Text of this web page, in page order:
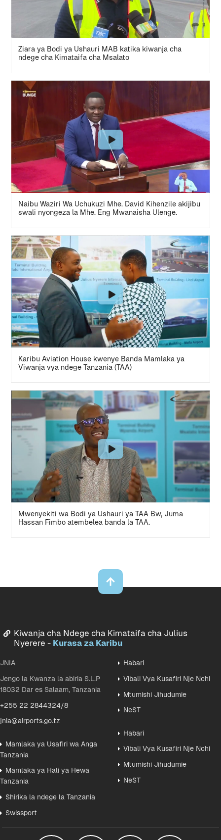
Ziara ya Bodi ya Ushauri MAB katika kiwanja cha
ndege cha Kimataifa cha Msalato
Naibu Waziri Wa Uchukuzi Mhe. David Kihenzile akijibu
swali nyongeza la Mhe. Eng Mwanaisha Ulenge.
Karibu Aviation House kwenye Banda Mamlaka ya
Viwanja vya ndege Tanzania (TAA)
Mwenyekiti wa Bodi ya Ushauri ya TAA Bw, Juma
Hassan Fimbo atembelea banda la TAA.
Kiwanja cha Ndege cha Kimataifa cha Julius
Nyerere - Kurasa za Karibu
JNIA
Jengo la Kwanza la abiria S.L.P
18032 Dar es Salaam, Tanzania
+255 22 2844324/8
jnia@airports.go.tz
Mamlaka ya Usafiri wa Anga
Tanzania
Mamlaka ya Hali ya Hewa
Tanzania
Shirika la ndege la Tanzania
Swissport
Habari
Vibali Vya Kusafiri Nje Nchi
Mtumishi Jihudumie
NeST
Habari
Vibali Vya Kusafiri Nje Nchi
Mtumishi Jihudumie
NeST